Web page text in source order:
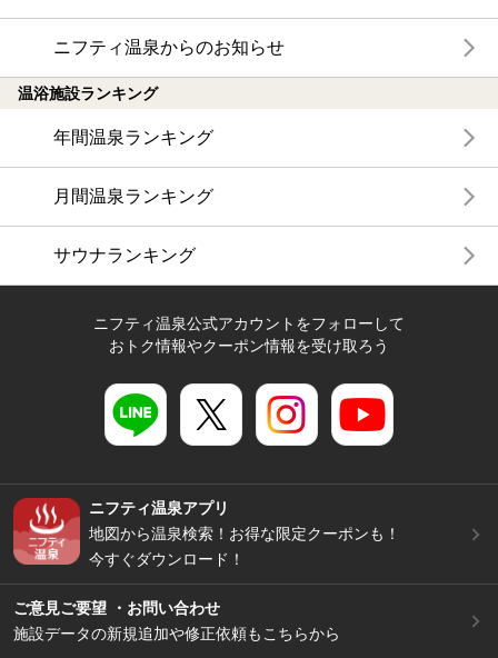
ニフティ温泉からのお知らせ
温浴施設ランキング
年間温泉ランキング
月間温泉ランキング
サウナランキング
ニフティ温泉公式アカウントをフォローして
おトク情報やクーポン情報を受け取ろう
ニフティ温泉アプリ
地図から温泉検索！お得な限定クーポンも！
今すぐダウンロード！
ご意見ご要望 ・お問い合わせ
施設データの新規追加や修正依頼もこちらから